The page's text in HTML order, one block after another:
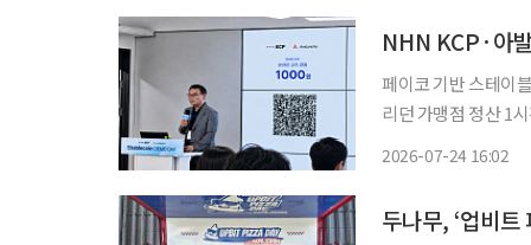
NHN KCP·아
페이코 기반 스테이
리던 가맹점 정산 1
2026-07-24 16:02
두나무, ‘업비